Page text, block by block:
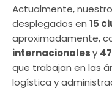
Actualmente,
desplegados en 15
aproximadamente,
internacionalesy
que trabajan en las
logística y